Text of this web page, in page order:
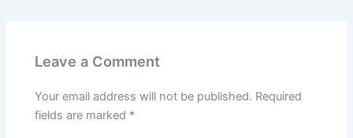
Leave a Comment
Your email address will not be published. Required
fields are marked *